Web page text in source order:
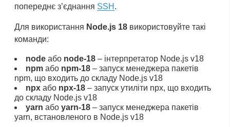
попереднє з’єднання SSH .
Для використання Node.js 18 використовуйте такі
команди:
node або node-18 – інтерпретатор Node.js v18
npm або npm-18 – запуск менеджера пакетів
npm, що входить до складу Node.js v18
npx або npx-18 – запуск утиліти npx, що входить
до складу Node.js v18
yarn або yarn-18 – запуск менеджера пакетів
yarn, встановленого в Node.js v18